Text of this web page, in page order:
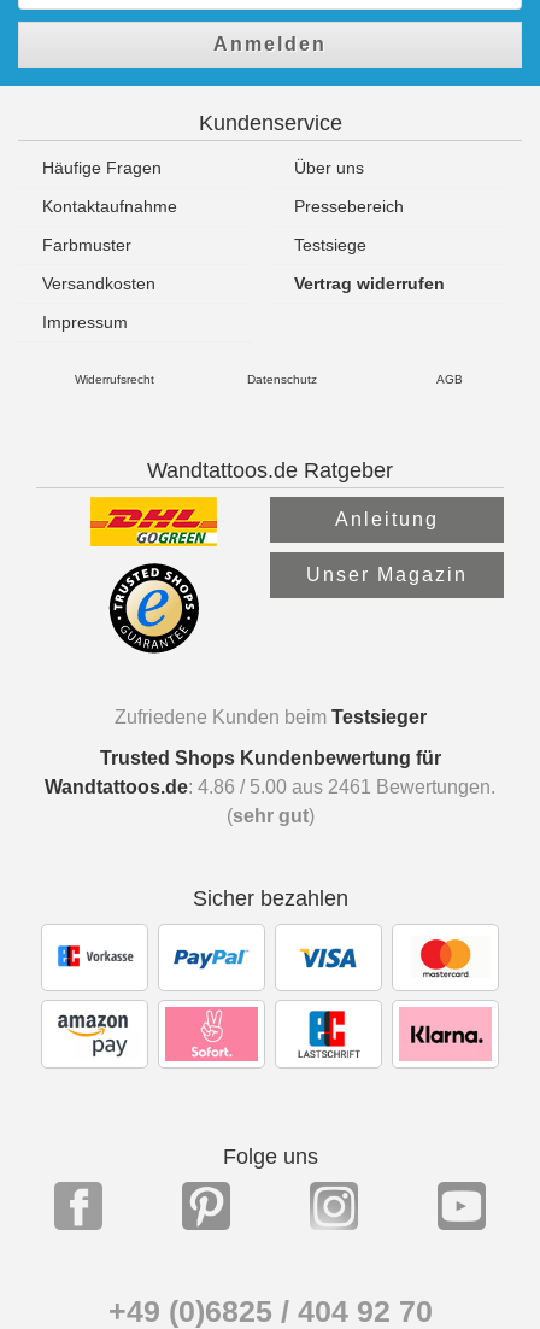
Anmelden
Kundenservice
Häufige Fragen
Über uns
Kontaktaufnahme
Pressebereich
Farbmuster
Testsiege
Versandkosten
Vertrag widerrufen
Impressum
Widerrufsrecht Datenschutz AGB
Wandtattoos.de Ratgeber
Anleitung
Unser Magazin
Zufriedene Kunden beim Testsieger
Trusted Shops Kundenbewertung für
Wandtattoos.de: 4.86 / 5.00 aus 2461
Bewertungen.
(sehr gut)
Sicher bezahlen
Folge uns
+49 (0)6825 / 404 92 70